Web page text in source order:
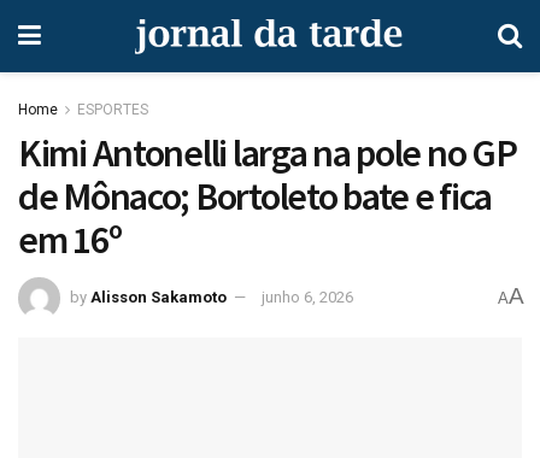
Home ESPORTES
Kimi Antonelli larga na pole no GP
de Mônaco; Bortoleto bate e fica
em 16º
by Alisson Sakamoto junho 6, 2026 AA